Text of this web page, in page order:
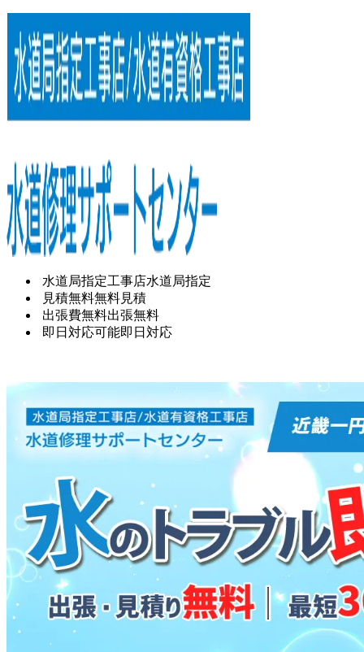
水道局指定工事店水道局指定
見積無料無料見積
出張費無料出張無料
即日対応可能即日対応